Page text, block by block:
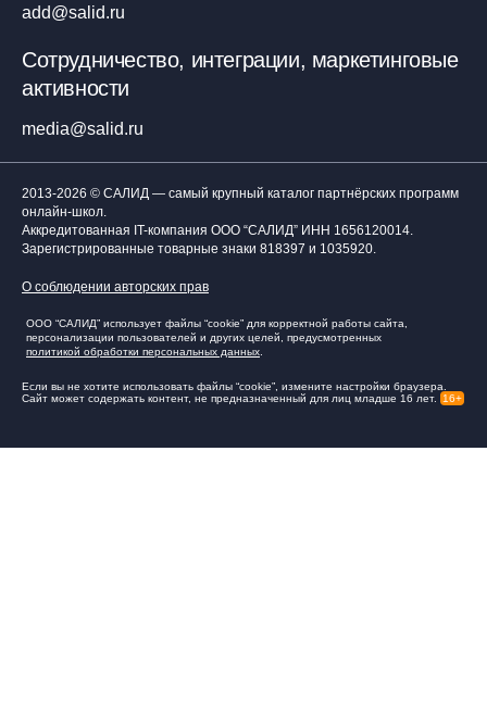
add@salid.ru
Сотрудничество, интеграции, маркетинговые
активности
media@salid.ru
2013-2026 © САЛИД — самый крупный каталог партнёрских программ
онлайн-школ.
Аккредитованная IT-компания ООО “САЛИД” ИНН 1656120014.
Зарегистрированные товарные знаки 818397 и 1035920.
О соблюдении авторских прав
ООО “САЛИД” использует файлы “cookie” для корректной работы сайта,
персонализации пользователей и других целей, предусмотренных
политикой обработки персональных данных
Если вы не хотите использовать файлы “cookie”, измените настройки браузера.
Сайт может содержать контент, не предназначенный для лиц младше 16 лет.
16+